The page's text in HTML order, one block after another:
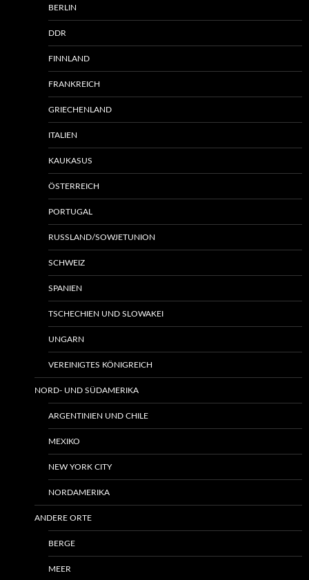
BERLIN
DDR
FINNLAND
FRANKREICH
GRIECHENLAND
ITALIEN
KAUKASUS
ÖSTERREICH
PORTUGAL
RUSSLAND/SOWJETUNION
SCHWEIZ
SPANIEN
TSCHECHIEN UND SLOWAKEI
UNGARN
VEREINIGTES KÖNIGREICH
NORD- UND SÜDAMERIKA
ARGENTINIEN UND CHILE
MEXIKO
NEW YORK CITY
NORDAMERIKA
ANDERE ORTE
BERGE
MEER